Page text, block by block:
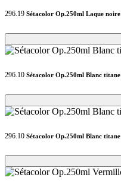
296.19 Sétacolor Op.250ml Laque noire
Loading...
Loading...
296.10 Sétacolor Op.250ml Blanc titane
Loading...
Loading...
296.10 Sétacolor Op.250ml Blanc titane
Loading...
Loading...